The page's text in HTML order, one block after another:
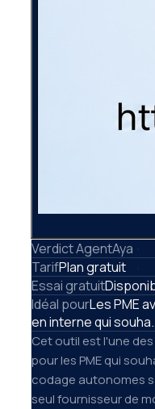
Verdict AgentAya
TarifPlan gratuit
Essai gratuit
Idéal pourLes PME
en interne qui
Cet outil est l'une
pour les PME qui
codage autonomes
seul fournisseur de